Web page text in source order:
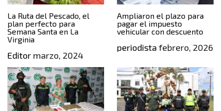
La Ruta del Pescado, el
plan perfecto para
Semana Santa en La
Virginia
Editor marzo, 2024
Ampliaron el plazo para
pagar el impuesto
vehicular con descuento
periodista febrero, 2026